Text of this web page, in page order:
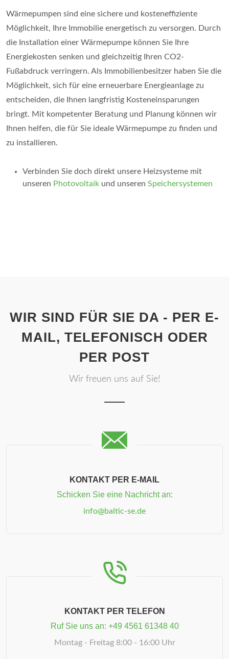
Wärmepumpen sind eine sichere und kosteneffiziente
Möglichkeit, Ihre Immobilie energetisch zu versorgen. Durch
die Installation einer Wärmepumpe können Sie Ihre
Energiekosten senken und gleichzeitig Ihren CO2-
Fußabdruck verringern. Als Immobilienbesitzer haben Sie die
Möglichkeit, sich für eine erneuerbare Energieanlage zu
entscheiden, die Ihnen langfristig Kosteneinsparungen
bringt. Mit kompetenter Beratung und Planung können wir
Ihnen helfen, die für Sie ideale Wärmepumpe zu finden und
zu installieren.
Verbinden Sie doch direkt unsere Heizsysteme mit
unseren Photovoltaik und unseren Speichersystemen
WIR SIND FÜR SIE DA - PER E-
MAIL, TELEFONISCH ODER
PER POST
Wir freuen uns auf Sie!
KONTAKT PER E-MAIL
Schicken Sie eine Nachricht an:
info@baltic-se.de
KONTAKT PER TELEFON
Ruf Sie uns an: +49 4561 61348 40
Montag - Freitag 8:00 - 16:00 Uhr